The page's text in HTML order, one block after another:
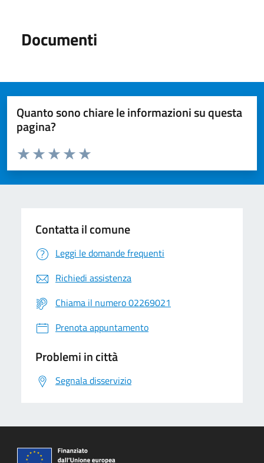
Documenti
Quanto sono chiare le informazioni su questa
pagina?
Valuta da 1 a 5 stelle la pagina
Valuta 5 stelle su 5
Valuta 4 stelle su 5
Valuta 3 stelle su 5
Valuta 2 stelle su 5
Valuta 1 stelle su 5
Contatta il comune
Leggi le domande frequenti
Richiedi assistenza
Chiama il numero 02269021
Prenota appuntamento
Problemi in città
Segnala disservizio